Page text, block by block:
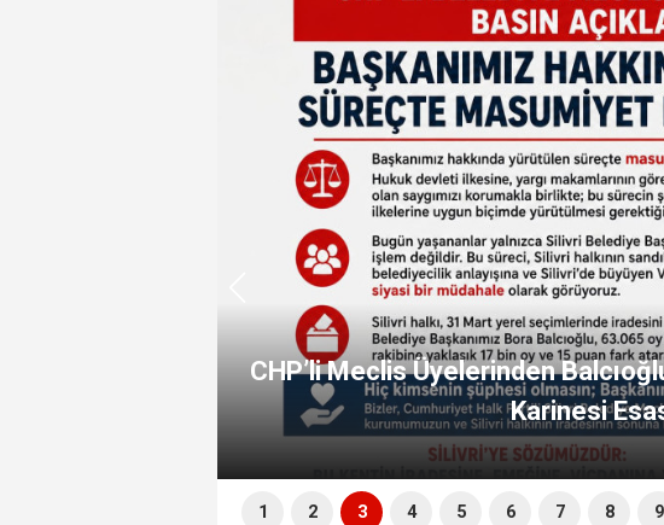
CHP’li Meclis Üyelerinden
Karinesi
1 2 3 4 5 6 7 8 9